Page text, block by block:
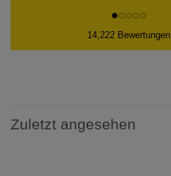
14,222 Bewertungen
Zuletzt angesehen